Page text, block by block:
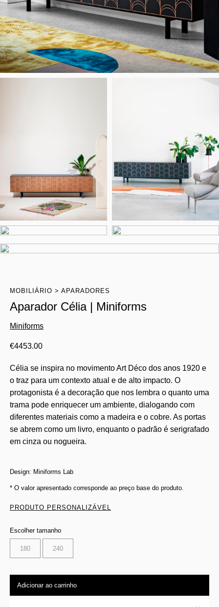
MOBILIÁRIO APARADORES
Aparador Célia | Miniforms
Miniforms
€4453.00
Célia se inspira no movimento Art Déco dos anos 1920 e
o traz para um contexto atual e de alto impacto. O
protagonista é a decoração que nos lembra o quanto uma
trama pode enriquecer um ambiente, dialogando com
diferentes materiais como a madeira e o cobre. As portas
se abrem como um livro, enquanto o padrão é serigrafado
em cinza ou nogueira.
Design: Miniforms Lab
* O valor apresentado corresponde ao preço base do produto.
PRODUTO PERSONALIZÁVEL
Escolher tamanho
180 240
Adicionar ao carrinho